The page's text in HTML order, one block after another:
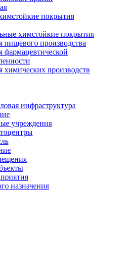
покрытия
химстойкие покрытия
пищевого производства
фармацевтической
химических производств
инфраструктура
учреждения
назначения